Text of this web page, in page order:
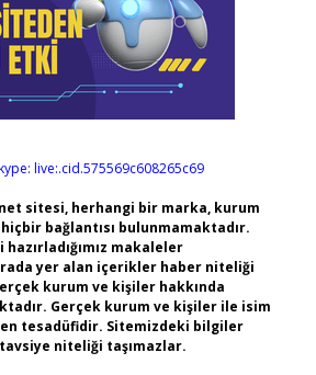
live:.cid.575569c608265c69
sitesi, herhangi bir marka, kurum
bağlantısı bulunmamaktadır.
makaleler
yer alan içerikler haber niteliği
kurum ve kişiler hakkında
Gerçek kurum ve kişiler ile isim
tesadüfidir. Sitemizdeki bilgiler
niteliği taşımazlar.